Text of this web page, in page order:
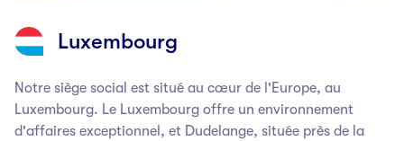
Luxembourg
Notre siège social est situé au cœur de l'Europe, au
Luxembourg. Le Luxembourg offre un environnement
d'affaires exceptionnel, et Dudelange, située près de la